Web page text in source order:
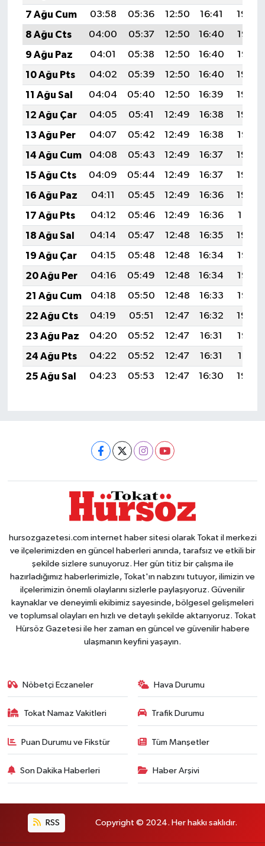
7 Ağu Cum
03:58 05:36 12:50 16:41
19:54
8 Ağu Cts
04:00 05:37 12:50 16:40
19:53
9 Ağu Paz
04:01 05:38 12:50 16:40
19:52
10 Ağu Pts
04:02 05:39 12:50 16:40
19:50
11 Ağu Sal
04:04 05:40 12:50 16:39
19:49
12 Ağu Çar
04:05 05:41 12:49 16:38
19:48
13 Ağu Per
04:07 05:42 12:49 16:38
19:47
14 Ağu Cum
04:08 05:43 12:49 16:37
19:45
15 Ağu Cts
04:09 05:44 12:49 16:37
19:44
16 Ağu Paz
04:11 05:45 12:49 16:36
19:43
17 Ağu Pts
04:12 05:46 12:49 16:36
19:41
18 Ağu Sal
04:14 05:47 12:48 16:35
19:40
19 Ağu Çar
04:15 05:48 12:48 16:34
19:38
20 Ağu Per
04:16 05:49 12:48 16:34
19:37
21 Ağu Cum
04:18 05:50 12:48 16:33
19:36
22 Ağu Cts
04:19 05:51 12:47 16:32
19:34
23 Ağu Paz
04:20 05:52 12:47 16:31
19:33
24 Ağu Pts
04:22 05:52 12:47 16:31
19:31
25 Ağu Sal
04:23 05:53 12:47 16:30 19:30
hursozgazetesi.com internet haber sitesi olarak Tokat il merkezi
ve ilçelerimizden en güncel haberleri anında, tarafsız ve etkili bir
şekilde sizlere sunuyoruz. Her gün titiz bir çalışma ile
hazırladığımız haberlerimizle, Tokat'ın nabzını tutuyor, ilimizin ve
ilçelerimizin önemli olaylarını sizlerle paylaşıyoruz. Güvenilir
kaynaklar ve deneyimli ekibimiz sayesinde, bölgesel gelişmeleri
ve toplumsal olayları en hızlı ve detaylı şekilde aktarıyoruz. Tokat
Hürsöz Gazetesi ile her zaman en güncel ve güvenilir habere
ulaşmanın keyfini yaşayın.
Nöbetçi Eczaneler Hava Durumu
Tokat Namaz Vakitleri Trafik Durumu
Puan Durumu ve Fikstür Tüm Manşetler
Son Dakika Haberleri Haber Arşivi
RSS Copyright © 2024. Her hakkı saklıdır.